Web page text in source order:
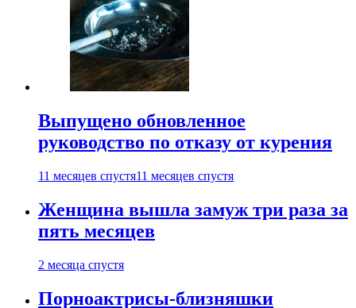
Выпущено обновленное
руководство по отказу от курения
11 месяцев спустя11 месяцев спустя
Женщина вышла замуж три раза за
пять месяцев
2 месяца спустя
Порноактрисы-близняшки